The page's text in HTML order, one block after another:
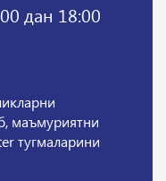
дан 18:00
маъмуриятни
тугмаларини